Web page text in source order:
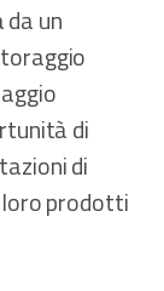
un
di
di
loro prodotti